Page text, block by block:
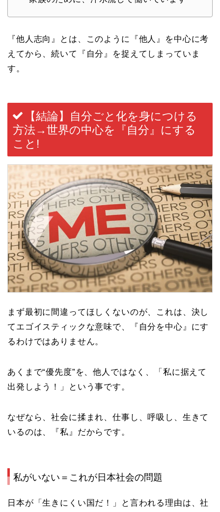
『他人志向』とは、このように『他人』を中心に考
えてから、続いて『自分』を捉えてしまっていま
す。
【結論】自分ごと化を身につける
方法→世界の中心を『自分』にする
こと!
まず最初に間違ってほしくないのが、これは、決し
てエゴイスティックな意味で、『自分を中心』にす
るわけではありません。
あくまで“優先度”を、他人ではなく、「 私に据えて
出発しよう！」
という事です。
なぜなら、社会に揉まれ、仕事し、呼吸し、生きて
いるのは、『私』だからです。
私がいない＝これが日本社会の問題
日本が「生きにくい国だ！」と言われる理由は、社